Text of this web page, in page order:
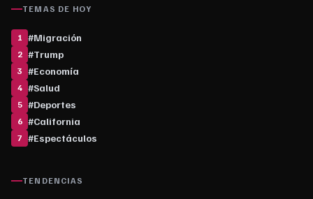
TEMAS DE HOY
1 #Migración
2 #Trump
3 #Economía
4 #Salud
5 #Deportes
6 #California
7 #Espectáculos
TENDENCIAS